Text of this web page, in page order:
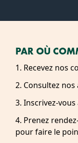
PAR OÙ
1. Recevez nos
2. Consultez
3. Inscrivez-
4. Prenez
pour faire le